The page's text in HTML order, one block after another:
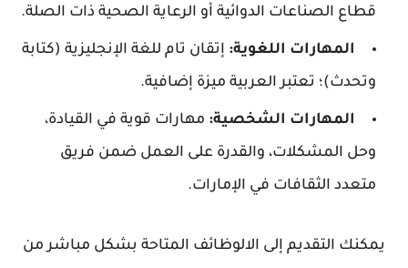
قطاع الصناعات الدوائية أو الرعاية الصحية ذات الصلة.
المهارات اللغوية: إتقان تام للغة الإنجليزية (كتابة
وتحدث)؛ تعتبر العربية ميزة إضافية.
المهارات الشخصية: مهارات قوية في القيادة،
وحل المشكلات، والقدرة على العمل ضمن فريق
متعدد الثقافات في الإمارات.
يمكنك التقديم إلى الالوظائف المتاحة بشكل مباشر من